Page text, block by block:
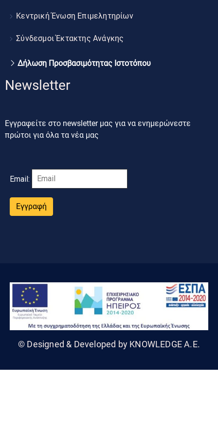
Κεντρική Ένωση Επιμελητηρίων
Σύνδεσμοι Έκτακτης Ανάγκης
Δήλωση Προσβασιμότητας Ιστοτόπου
Newsletter
Εγγραφείτε στο newsletter μας για να ενημερώνεστε
πρώτοι για όλα τα νέα μας
Email:
Εγγραφή
© Designed & Developed by KNOWLEDGE A.E.